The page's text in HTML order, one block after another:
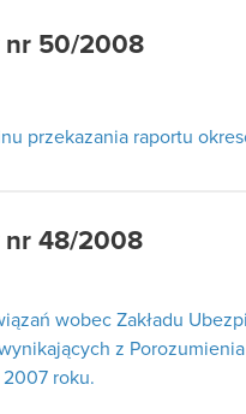
nr 50/2008
przekazania raportu
nr 48/2008
wobec Zakładu
z Porozumienia
roku.